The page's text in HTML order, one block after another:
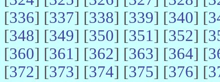
[336] [337] [338] [339] [340] [
[348] [349] [350] [351] [352] [
[360] [361] [362] [363] [364] [
[372] [373] [374] [375] [376] [